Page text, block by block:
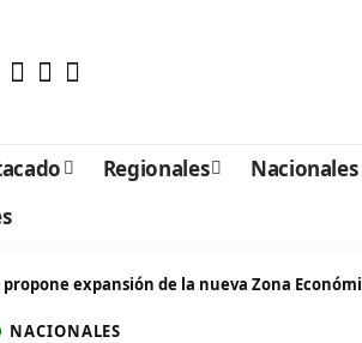
Regionales Nacionales
expansión de la nueva Zona
NACIONALES